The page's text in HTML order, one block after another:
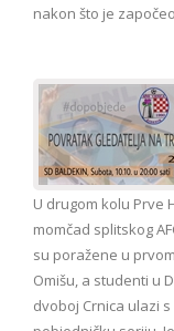
nakon što je
U drugom kolu Prve
momčad splitskog
su poražene u
Omišu, a studenti u
dvoboj Crnica ulazi